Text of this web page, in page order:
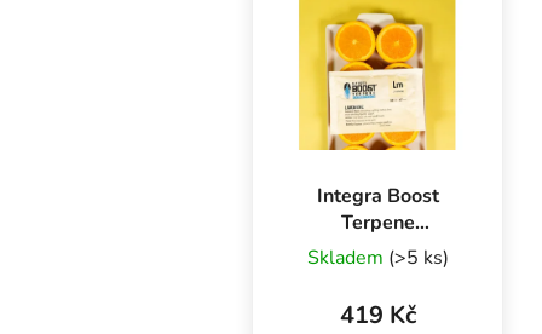
vlhkostí nebo únikem...
Integra Boost
Terpene
Essentials
Limonen 67 g,
62%, 1 ks
Skladem (>5 ks)
419 Kč